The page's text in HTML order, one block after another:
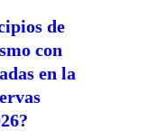
de
con
en la